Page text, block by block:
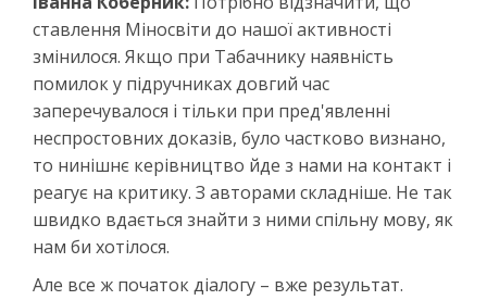
ставлення Міносвіти до нашої активності
змінилося. Якщо при Табачнику наявність
помилок у підручниках довгий час
заперечувалося і тільки при пред'явленні
неспростовних доказів, було частково визнано,
то нинішнє керівництво йде з нами на контакт і
реагує на критику. З авторами складніше. Не так
швидко вдається знайти з ними спільну мову, як
нам би хотілося.
Але все ж початок діалогу – вже результат.